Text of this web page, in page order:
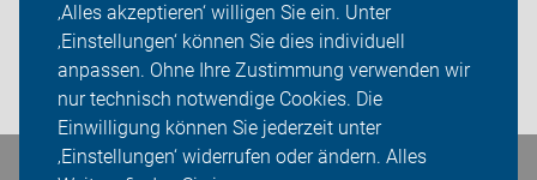
‚Alles akzeptieren‘ willigen Sie ein. Unter
‚Einstellungen‘ können Sie dies individuell
anpassen. Ohne Ihre Zustimmung verwenden wir
nur technisch notwendige Cookies. Die
Einwilligung können Sie jederzeit unter
‚Einstellungen‘ widerrufen oder ändern. Alles
Sei dabei
Login